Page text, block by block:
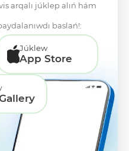
arqalı júklep alıń hám
baslań!:
Júklew
App Store